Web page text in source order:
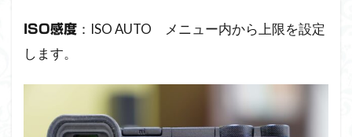
ISO感度 ：ISO AUTO メニュー内から上限を設定
します。